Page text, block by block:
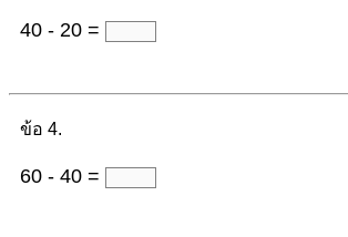
40 - 20 =
ข้อ 4.
60 - 40 =